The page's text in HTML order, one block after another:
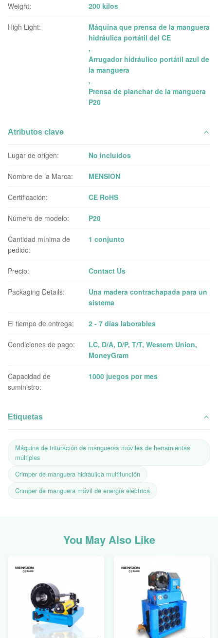
Weight: 200 kilos
High Light:
Máquina que prensa de la manguera
hidráulica portátil del CE
,
Arrugador hidráulico portátil azul de
la manguera
,
Prensa de planchar de la manguera
P20
Atributos clave
Lugar de origen: No incluidos
Nombre de la Marca: MENSION
Certificación: CE RoHS
Número de modelo: P20
Cantidad mínima de
pedido:
1 conjunto
Precio: Contact Us
Packaging Details:
Una madera contrachapada para un
sistema
El tiempo de entrega: 2 - 7 días laborables
Condiciones de pago:
LC, D/A, D/P, T/T, Western Union,
MoneyGram
Capacidad de
suministro:
1000 juegos por mes
Etiquetas
Máquina de trituración de mangueras móviles de herramientas
múltiples
Crimper de manguera hidráulica multifunción
Crimper de manguera móvil de energía eléctrica
You May Also Like